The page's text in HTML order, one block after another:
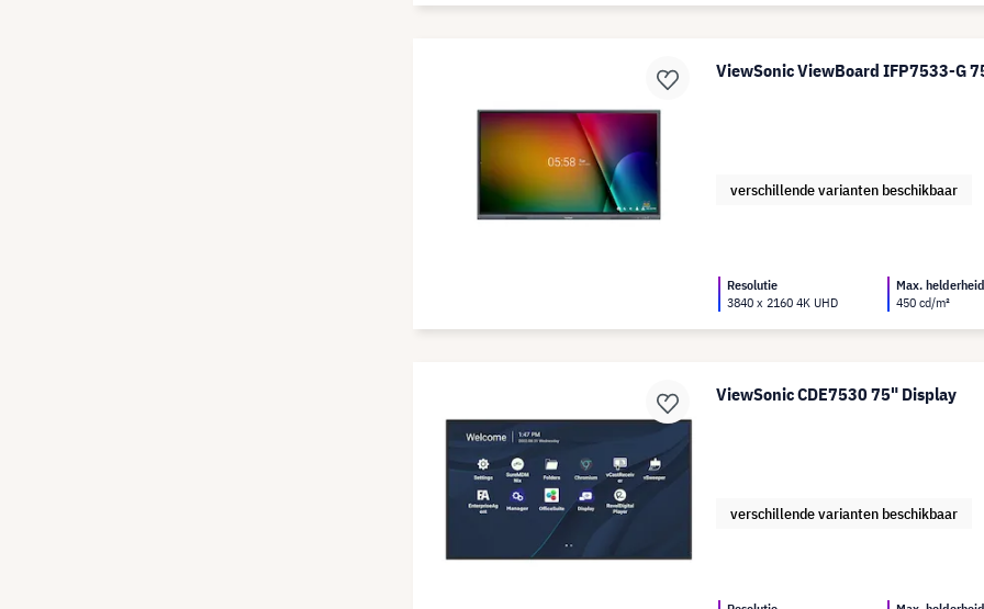
ViewSonic ViewBoard IFP7533-G
verschillende varianten beschikbaar
Resolutie
3840 x 2160 4K UHD
Max.
450 cd/m²
ViewSonic CDE7530 75" Display
verschillende varianten beschikbaar